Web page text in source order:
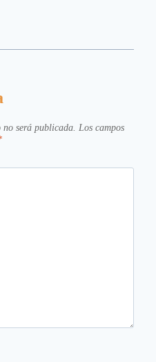
no será publicada. Los campos